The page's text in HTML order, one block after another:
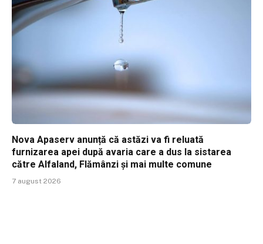
Nova Apaserv anunță că astăzi va fi reluată
furnizarea apei după avaria care a dus la sistarea
către Alfaland, Flămânzi și mai multe comune
7 august 2026